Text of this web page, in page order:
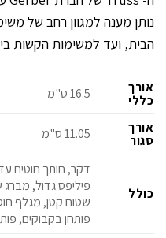
נותן מענה למגוון רחב של
הבית, ועד למשימות הקשות
אורך
כללי
16.5 ס"מ
אורך
סגור 11.05 ס"מ
כולל
דקר, חותך חוטים
פיליפס גדול,
שטוח קטן, מגלף
פותחן בקבוקים,